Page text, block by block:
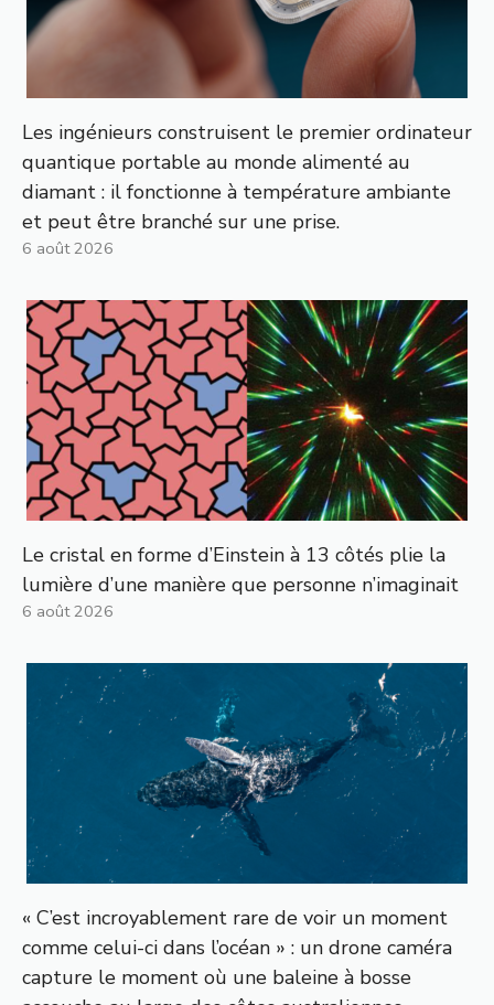
Les ingénieurs construisent le premier ordinateur
quantique portable au monde alimenté au
diamant : il fonctionne à température ambiante
et peut être branché sur une prise.
6 août 2026
Le cristal en forme d’Einstein à 13 côtés plie la
lumière d’une manière que personne n’imaginait
6 août 2026
« C’est incroyablement rare de voir un moment
comme celui-ci dans l’océan » : un drone caméra
capture le moment où une baleine à bosse